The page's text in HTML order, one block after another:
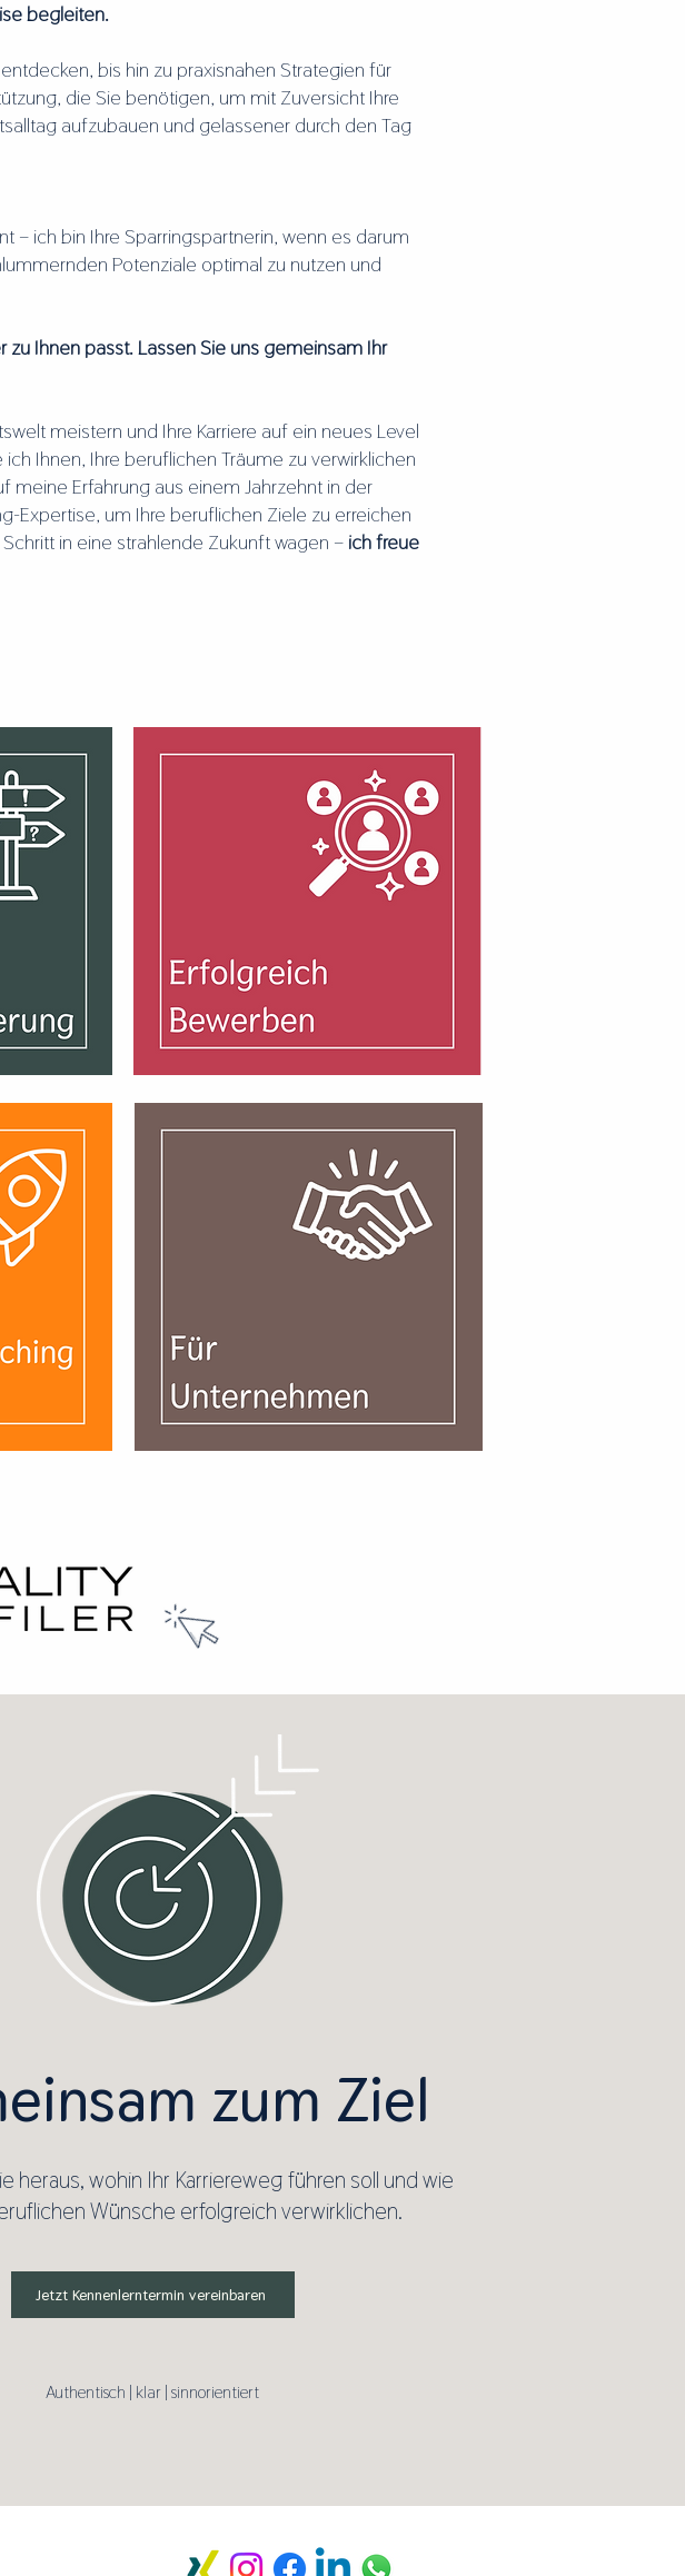
begleiten.
bis hin zu praxisnahen Strategien für
die Sie benötigen, um mit Zuversicht Ihre
aufzubauen und gelassener durch den Tag
ich bin Ihre Sparringspartnerin, wenn es darum
Potenziale optimal zu nutzen und
Ihnen passt. Lassen Sie uns gemeinsam Ihr
meistern und Ihre Karriere auf ein neues Level
Ihnen, Ihre beruflichen Träume zu verwirklichen
meine Erfahrung aus einem Jahrzehnt in der
Expertise, um Ihre beruflichen Ziele zu erreichen
in eine strahlende Zukunft wagen – ich freue
Vision
introduction.
own text.
zum Ziel
heraus, wohin Ihr Karriereweg führen soll und wie
Wünsche erfolgreich verwirklichen.
Jetzt Kennenlerntermin vereinbaren
Authentisch | klar | sinnorientiert